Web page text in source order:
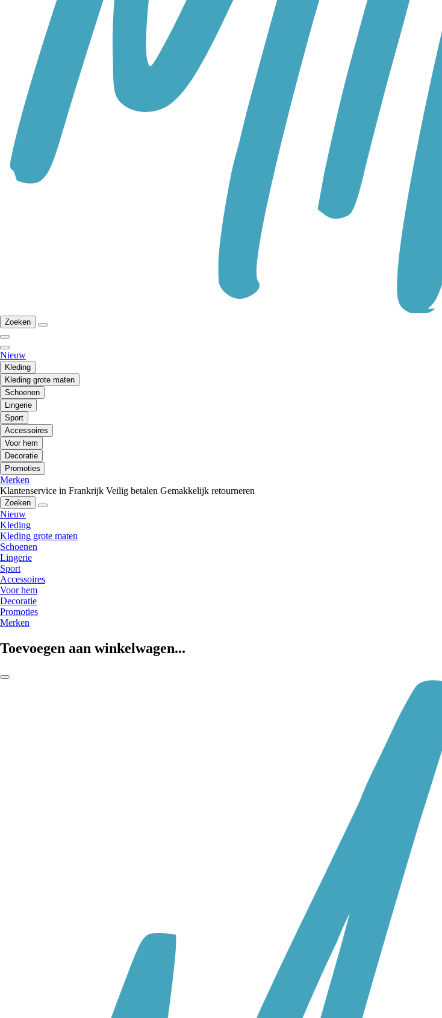
Zoeken
Nieuw
Kleding
Kleding grote maten
Schoenen
Lingerie
Sport
Accessoires
Voor hem
Decoratie
Promoties
Merken
Klantenservice in Frankrijk Veilig betalen Gemakkelijk retourneren
Zoeken
Nieuw
Kleding
Kleding grote maten
Schoenen
Lingerie
Sport
Accessoires
Voor hem
Decoratie
Promoties
Merken
Toevoegen aan winkelwagen...